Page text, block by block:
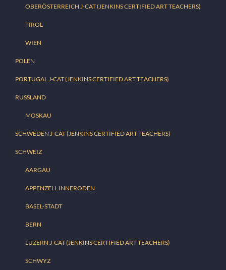
OBERÖSTERREICH J-CAT (JENKINS CERTIFIED ART TEACHERS)
TIROL
WIEN
POLEN
PORTUGAL J-CAT (JENKINS CERTIFIED ART TEACHERS)
RUSSLAND
MOSKAU
SCHWEDEN J-CAT (JENKINS CERTIFIED ART TEACHERS)
SCHWEIZ
AARGAU
APPENZELL INNERODEN
BASEL-STADT
BERN
LUZERN J-CAT (JENKINS CERTIFIED ART TEACHERS)
SCHWYZ